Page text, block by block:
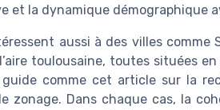
et la dynamique démographique
aussi à des villes comme
toulousaine, toutes situées
comme cet article sur la
zonage. Dans chaque cas, la